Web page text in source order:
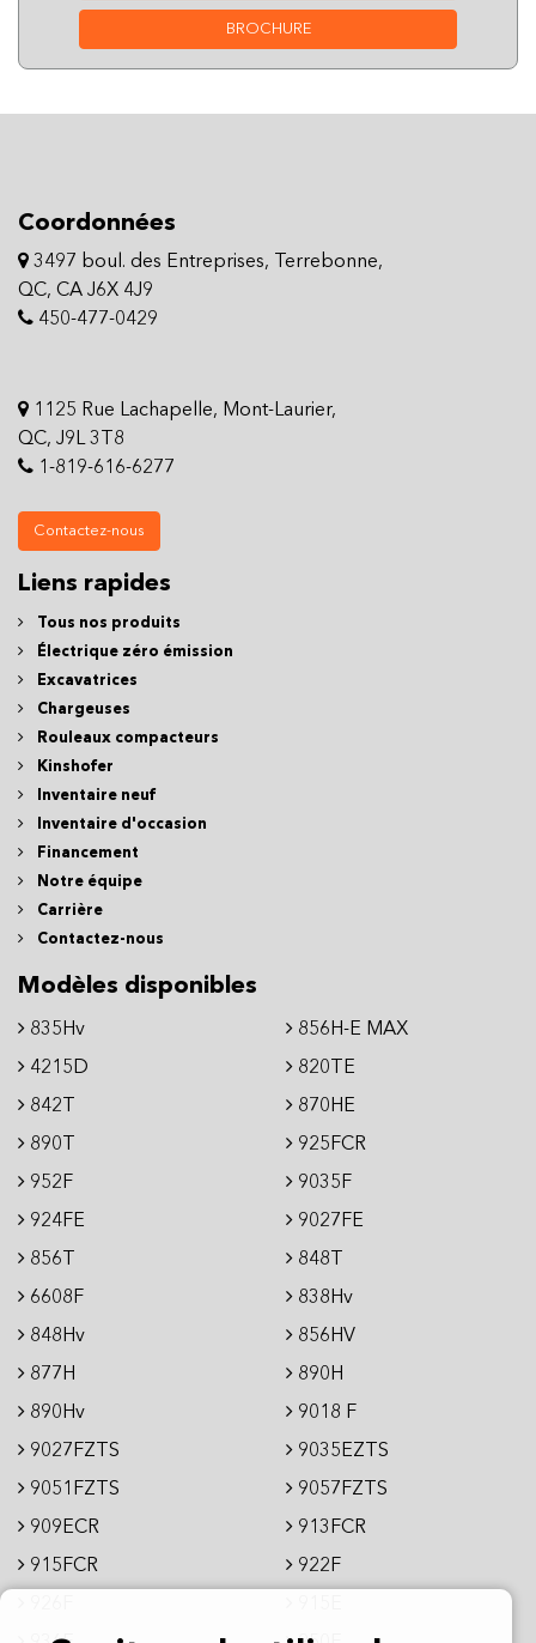
BROCHURE
Coordonnées
3497 boul. des Entreprises, Terrebonne,
QC, CA J6X 4J9
450-477-0429
1125 Rue Lachapelle, Mont-Laurier,
QC, J9L 3T8
1-819-616-6277
Contactez-nous
Liens rapides
Tous nos produits
Électrique zéro émission
Excavatrices
Chargeuses
Rouleaux compacteurs
Kinshofer
Inventaire neuf
Inventaire d'occasion
Financement
Notre équipe
Carrière
Contactez-nous
Modèles disponibles
835Hv
856H-E MAX
4215D
820TE
842T
870HE
890T
925FCR
952F
9035F
924FE
9027FE
856T
848T
6608F
838Hv
848Hv
856HV
877H
890H
890Hv
9018 F
9027FZTS
9035EZTS
9051FZTS
9057FZTS
909ECR
913FCR
915FCR
922F